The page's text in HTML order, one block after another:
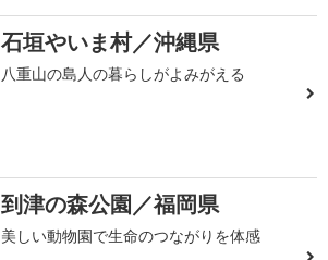
石垣やいま村／沖縄県
八重山の島人の暮らしがよみがえる
到津の森公園／福岡県
美しい動物園で生命のつながりを体感